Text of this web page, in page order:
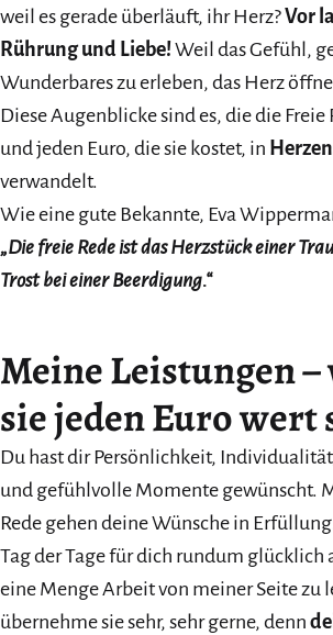
weil es gerade überläuft, ihr Herz?Vor
Rührung und Liebe!Weil das Gefühl,
Wunderbares zu erleben, das Herz
Diese Augenblicke sind es, die die Freie
und jeden Euro, die sie kostet, in
verwandelt.
Wie eine gute Bekannte, Eva
„Die freie Rede ist das Herzstück einer
Trost bei einer Beerdigung.“
Meine Leistungen
sie jeden Euro wert
Du hast dir Persönlichkeit,
und gefühlvolle Momente gewünscht.
Rede gehen deine Wünsche in
Tag der Tage für dich rundum glücklich
eine Menge Arbeit von meiner Seite zu
übernehme sie sehr, sehr gerne, denn